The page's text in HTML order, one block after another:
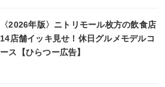
〈2026年版〉ニトリモール枚方の飲食店
14店舗イッキ見せ！休日グルメモデルコ
ース【ひらつー広告】